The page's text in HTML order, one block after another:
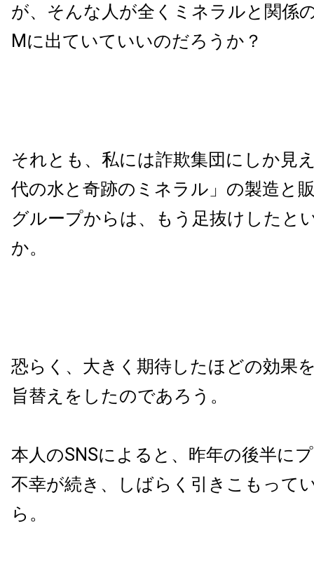
が、そんな人が全くミネラルと関係
Mに出ていていいのだろうか？
それとも、私には詐欺集団にしか見
代の水と奇跡のミネラル」の製造と
グループからは、もう足抜けしたと
か。
恐らく、大きく期待したほどの効果
旨替えをしたのであろう。
本人のSNSによると、昨年の後半に
不幸が続き、しばらく引きこもって
ら。